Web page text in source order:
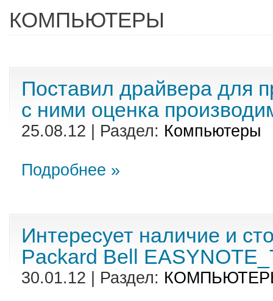
КОМПЬЮТЕРЫ
Поставил драйвера для
с ними оценка
25.08.12 | Раздел: Компьютеры
Подробнее »
Интересует наличие и
Packard Bell
30.01.12 | Раздел: